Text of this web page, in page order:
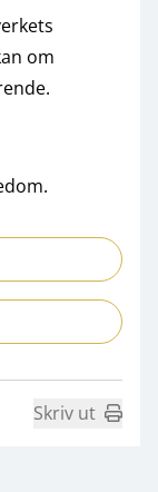
om
Skriv ut